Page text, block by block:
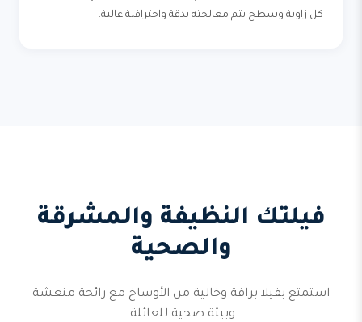
كل زاوية وسطح يتم معالجته بدقة واحترافية عالية.
فيلتك النظيفة والمشرقة
والصحية
استمتع بفيلا براقة وخالية من الأوساخ مع رائحة منعشة
وبيئة صحية للعائلة.